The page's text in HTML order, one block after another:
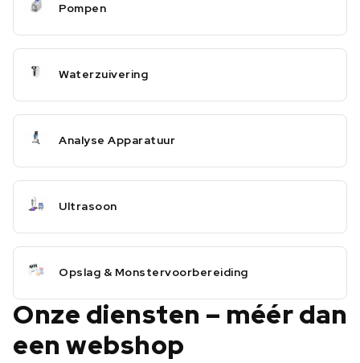
Pompen
Waterzuivering
Analyse Apparatuur
Ultrasoon
Opslag & Monstervoorbereiding
Onze diensten – méér dan
een webshop